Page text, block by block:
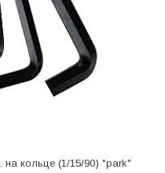
кольце (1/15/90) "park"